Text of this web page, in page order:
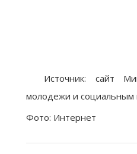
Источник: сайт
молодежи и социальным
Фото: Интернет